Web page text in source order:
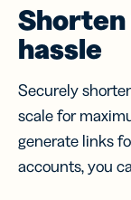
Shorten
hassle
Securely
scale for
generate links
accounts, you